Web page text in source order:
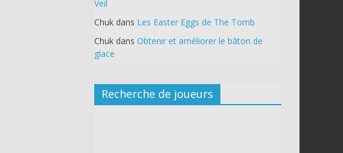
Veil
Chuk dans Les Easter Eggs de The Tomb
Chuk dans Obtenir et améliorer le bâton de
glace
Recherche de joueurs